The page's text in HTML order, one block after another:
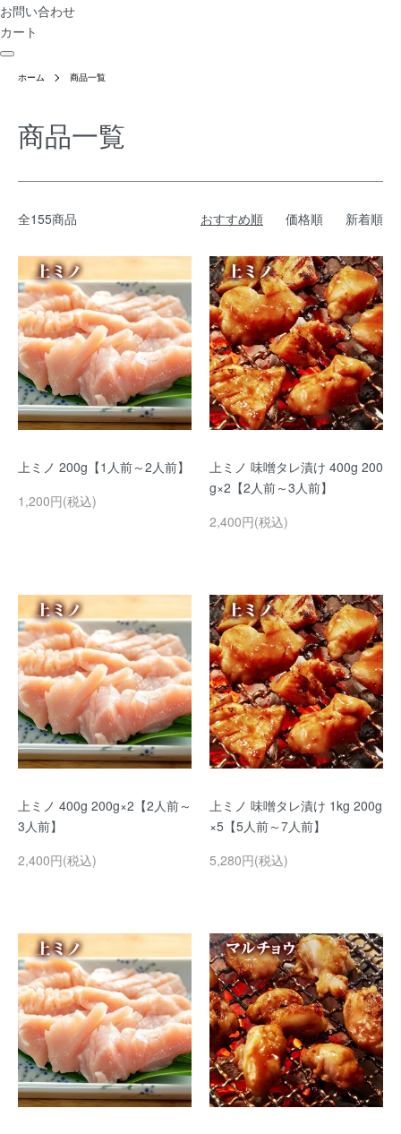
お問い合わせ
カート
ホーム 商品一覧
商品一覧
全155商品 おすすめ順 価格順 新着順
上ミノ 200g【1人前～2人前】
1,200円(税込)
上ミノ 味噌タレ漬け 400g 200
g×2【2人前～3人前】
2,400円(税込)
上ミノ 400g 200g×2【2人前～
3人前】
2,400円(税込)
上ミノ 味噌タレ漬け 1kg 200g
×5【5人前～7人前】
5,280円(税込)